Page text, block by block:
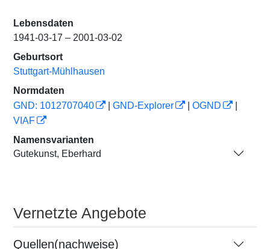
Lebensdaten
1941-03-17 – 2001-03-02
Geburtsort
Stuttgart-Mühlhausen
Normdaten
GND: 1012707040
GND-Explorer OGND
VIAF
Namensvarianten
Gutekunst, Eberhard
Vernetzte Angebote
Quellen(nachweise)